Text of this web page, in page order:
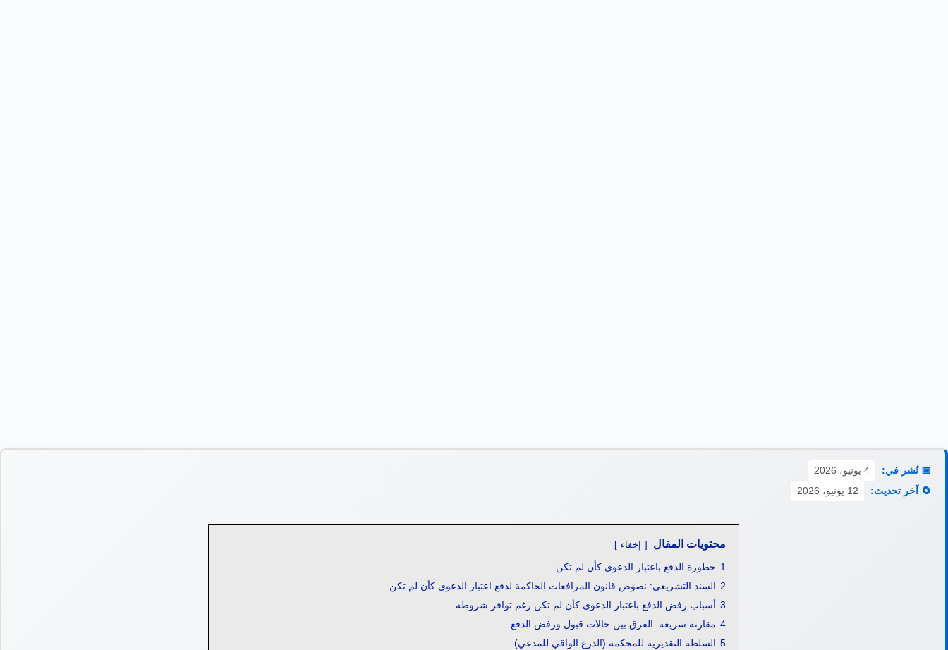
📅 نُشر في:
4 يونيو، 2026
🔄 آخر تحديث:
12 يونيو، 2026
محتويات المقال إخفاء
1 خطورة الدفع باعتبار الدعوى كأن لم تكن
2 السند التشريعي: نصوص قانون المرافعات الحاكمة لدفع اعتبار الدعوى كأن لم تكن
3 أسباب رفض الدفع باعتبار الدعوى كأن لم تكن رغم توافر شروطه
4 مقارنة سريعة: الفرق بين حالات قبول ورفض الدفع
5 السلطة التقديرية للمحكمة (الدرع الواقي للمدعي)